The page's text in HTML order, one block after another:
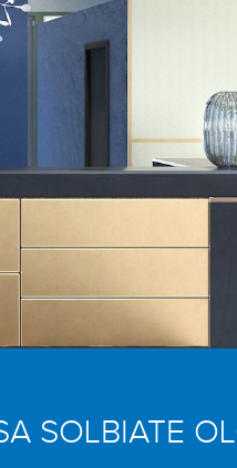
SOLBIATE